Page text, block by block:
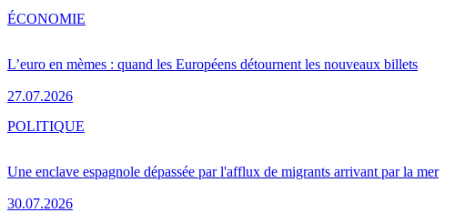
L’euro en mèmes : quand les Européens détournent les nouveaux billets
27.07.2026
ÉCONOMIE
Une enclave espagnole dépassée par l'afflux de migrants arrivant par la mer
30.07.2026
POLITIQUE